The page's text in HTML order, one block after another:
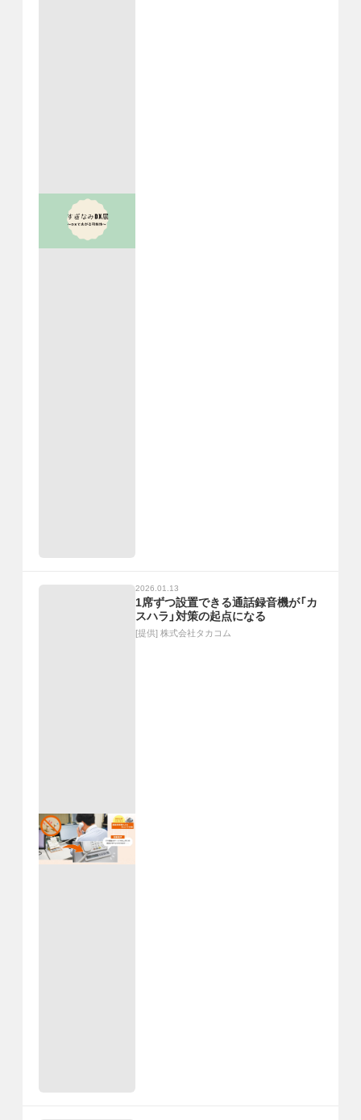
2026.01.13
1席ずつ設置できる通話録音機が「カ
スハラ」対策の起点になる
[提供] 株式会社タカコム